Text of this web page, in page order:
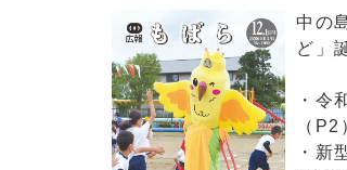
中の
ど」
・令
（P2
・新